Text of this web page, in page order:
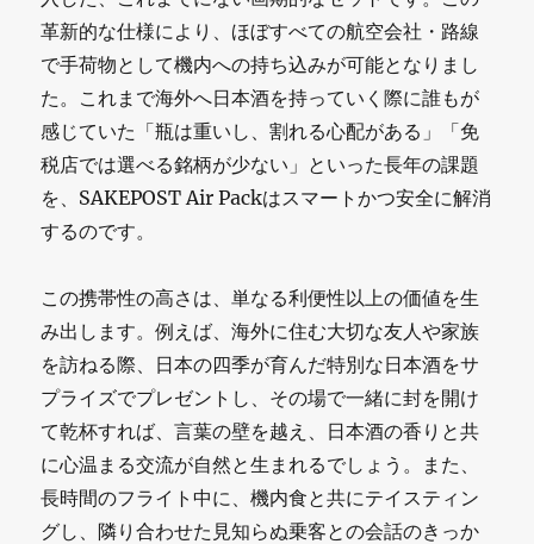
革新的な仕様により、ほぼすべての航空会社・路線
で手荷物として機内への持ち込みが可能となりまし
た。これまで海外へ日本酒を持っていく際に誰もが
感じていた「瓶は重いし、割れる心配がある」「免
税店では選べる銘柄が少ない」といった長年の課題
を、SAKEPOST Air Packはスマートかつ安全に解消
するのです。
この携帯性の高さは、単なる利便性以上の価値を生
み出します。例えば、海外に住む大切な友人や家族
を訪ねる際、日本の四季が育んだ特別な日本酒をサ
プライズでプレゼントし、その場で一緒に封を開け
て乾杯すれば、言葉の壁を越え、日本酒の香りと共
に心温まる交流が自然と生まれるでしょう。また、
長時間のフライト中に、機内食と共にテイスティン
グし、隣り合わせた見知らぬ乗客との会話のきっか